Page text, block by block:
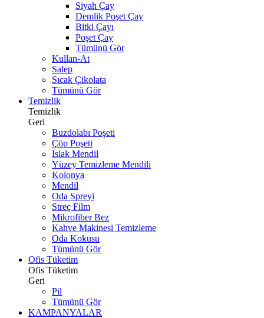
Siyah Çay
Demlik Poşet Çay
Bitki Çayı
Poşet Çay
Tümünü Gör
Kullan-At
Salep
Sıcak Çikolata
Tümünü Gör
Temizlik
Temizlik
Geri
Buzdolabı Poşeti
Çöp Poşeti
Islak Mendil
Yüzey Temizleme Mendili
Kolonya
Mendil
Oda Spreyi
Streç Film
Mikrofiber Bez
Kahve Makinesi Temizleme
Oda Kokusu
Tümünü Gör
Ofis Tüketim
Ofis Tüketim
Geri
Pil
Tümünü Gör
KAMPANYALAR